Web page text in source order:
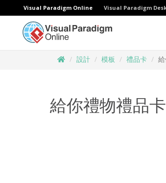
Visual Paradigm Online Visual Paradigm
設計 模板 禮品卡
給你禮物禮品卡